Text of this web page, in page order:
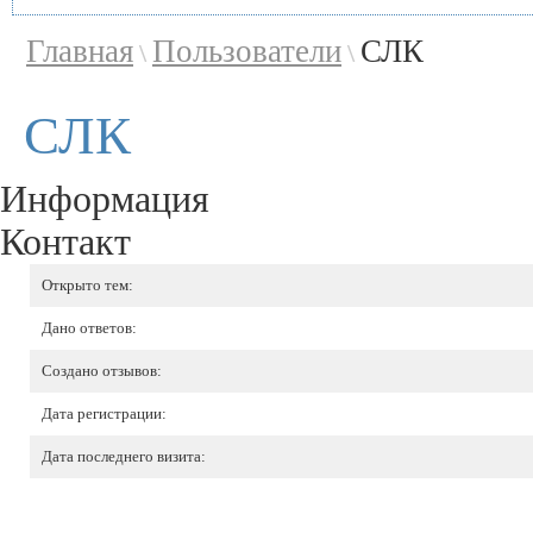
Главная \ Пользователи \ СЛК
СЛК
Информация
Контакт
Открыто тем:
Дано ответов:
Создано отзывов:
Дата регистрации:
Дата последнего визита: